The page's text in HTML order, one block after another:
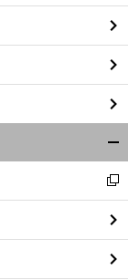
閉
る
新
し
い
ウ
ィ